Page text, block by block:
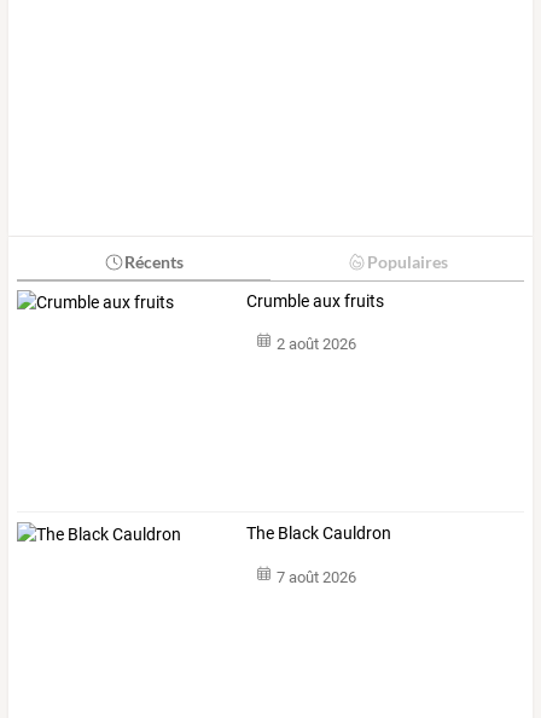
Récents Populaires
Crumble aux fruits
2 août 2026
The Black Cauldron
7 août 2026